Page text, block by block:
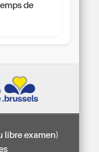
de
libre examen)